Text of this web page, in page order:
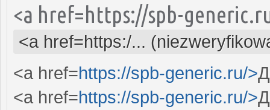
<a href=https://spb-
<a href=https:/...
<a href=https://spb-generic.ru/>
<a href=https://spb-generic.ru/>